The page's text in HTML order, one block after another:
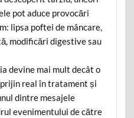
pot aduce provocări
lipsa poftei de mâncare,
modificări digestive sau
devine mai mult decât o
real în tratament și
dintre mesajele
evenimentului de către